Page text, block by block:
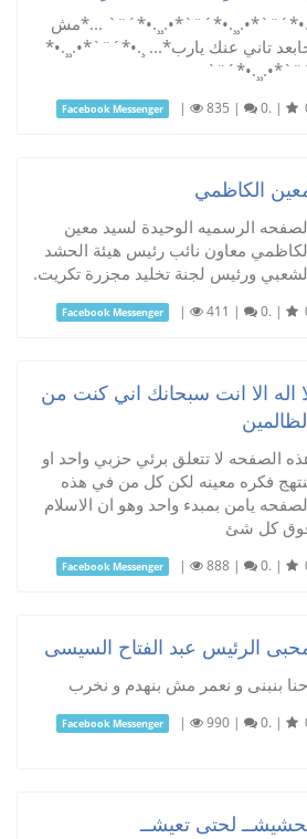
¸.•*´¨`*•.¸¸.•*´¨`*•.¸¸.•*´¨` ...*مش
تاني عنك يارب*... ¸.•*´¨`*•.¸¸.•*
Facebook Messenger | 835 | 0. |
الكاظمي
الرسميه الوحيدة لسيد معين
معاون نائب رئيس هيئة الحشد
ورئيس لجنة تخليد مجزرة تكريت.
Facebook Messenger | 411 | 0. |
اله الا انت سبحانك اني كنت من
الصفحه لا تتعلق برئي حزبي واحد او
فكره معينه لكن كل من في هذه
يامن بمبدء واحد وهو ان الاسلام
كل شئ
Facebook Messenger | 888 | 0. |
الرئيس عبد الفتاح السيسى
بنبنى و نعمر مش بنهدم و نخرب
Facebook Messenger | 990 | 0. |
لحتى تعيشــ